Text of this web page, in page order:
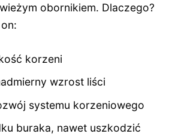
obornikiem. Dlaczego?
korzeni
wzrost liści
systemu korzeniowego
buraka, nawet uszkodzić